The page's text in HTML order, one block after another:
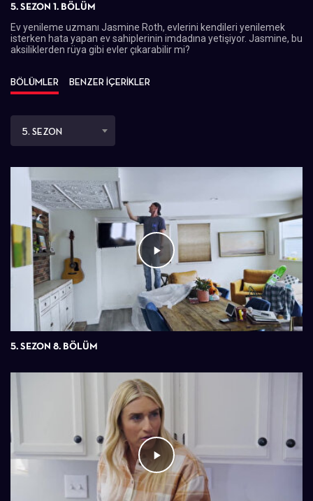
5. SEZON 1. BÖLÜM
Ev yenileme uzmanı Jasmine Roth, evlerini kendileri yenilemek
isterken hata yapan ev sahiplerinin imdadına yetişiyor. Jasmine, bu
aksiliklerden rüya gibi evler çıkarabilir mi?
BÖLÜMLER BENZER İÇERİKLER
5. SEZON
5. SEZON 8. BÖLÜM